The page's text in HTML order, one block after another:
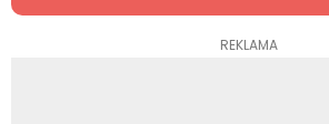
REKLAMA